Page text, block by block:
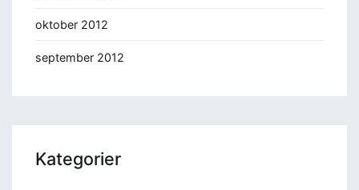
oktober 2012
september 2012
Kategorier